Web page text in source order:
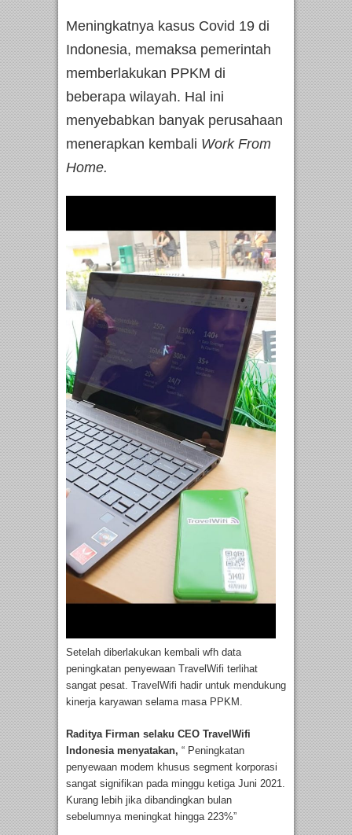
Meningkatnya kasus Covid 19 di
Indonesia, memaksa pemerintah
memberlakukan PPKM di
beberapa wilayah. Hal ini
menyebabkan banyak perusahaan
menerapkan kembali Work From
Home.
Setelah diberlakukan kembali wfh data
peningkatan penyewaan TravelWifi terlihat
sangat pesat. TravelWifi hadir untuk mendukung
kinerja karyawan selama masa PPKM.
Raditya Firman selaku CEO TravelWifi
Indonesia menyatakan, “ Peningkatan
penyewaan modem khusus segment korporasi
sangat signifikan pada minggu ketiga Juni 2021.
Kurang lebih jika dibandingkan bulan
sebelumnya meningkat hingga 223%”